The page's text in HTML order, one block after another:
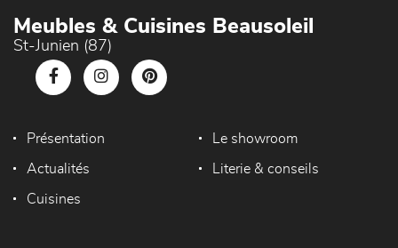
Meubles & Cuisines Beausoleil
St-Junien (87)
Présentation Le showroom
Actualités Literie & conseils
Cuisines